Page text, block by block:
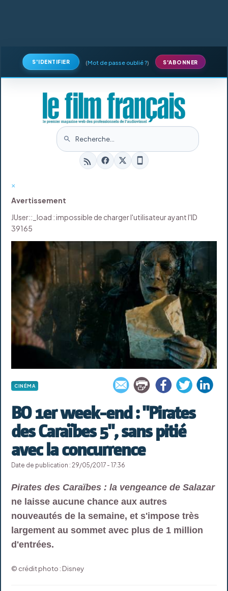
S'IDENTIFIER (Mot de passe oublié ?) S'ABONNER
×
Avertissement
JUser::_load : impossible de charger l'utilisateur ayant l'ID
39165
CINÉMA
BO 1er week-end : "Pirates
des Caraïbes 5", sans pitié
avec la concurrence
Date de publication : 29/05/2017 - 17:36
Pirates des Caraïbes : la vengeance de Salazar
ne laisse aucune chance aux autres
nouveautés de la semaine, et s'impose très
largement au sommet avec plus de 1 million
d'entrées.
© crédit photo : Disney